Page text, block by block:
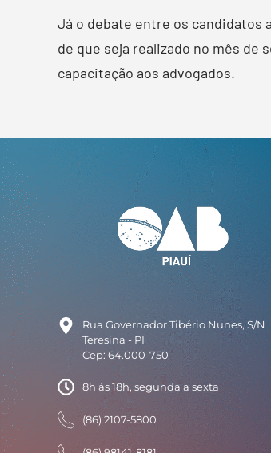
Já o debate entre os candidatos
de que seja realizado no mês de
capacitação aos advogados.
Rua Governador Tibério Nunes, S/N
Teresina - PI
Cep: 64.000-750
8h ás 18h, segunda a sexta
(86) 2107-5800